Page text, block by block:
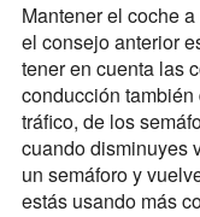
Mantener el coche
el consejo anterior
tener en cuenta las
conducción
tráfico, de los
cuando disminuyes
un semáforo y
estás usando más